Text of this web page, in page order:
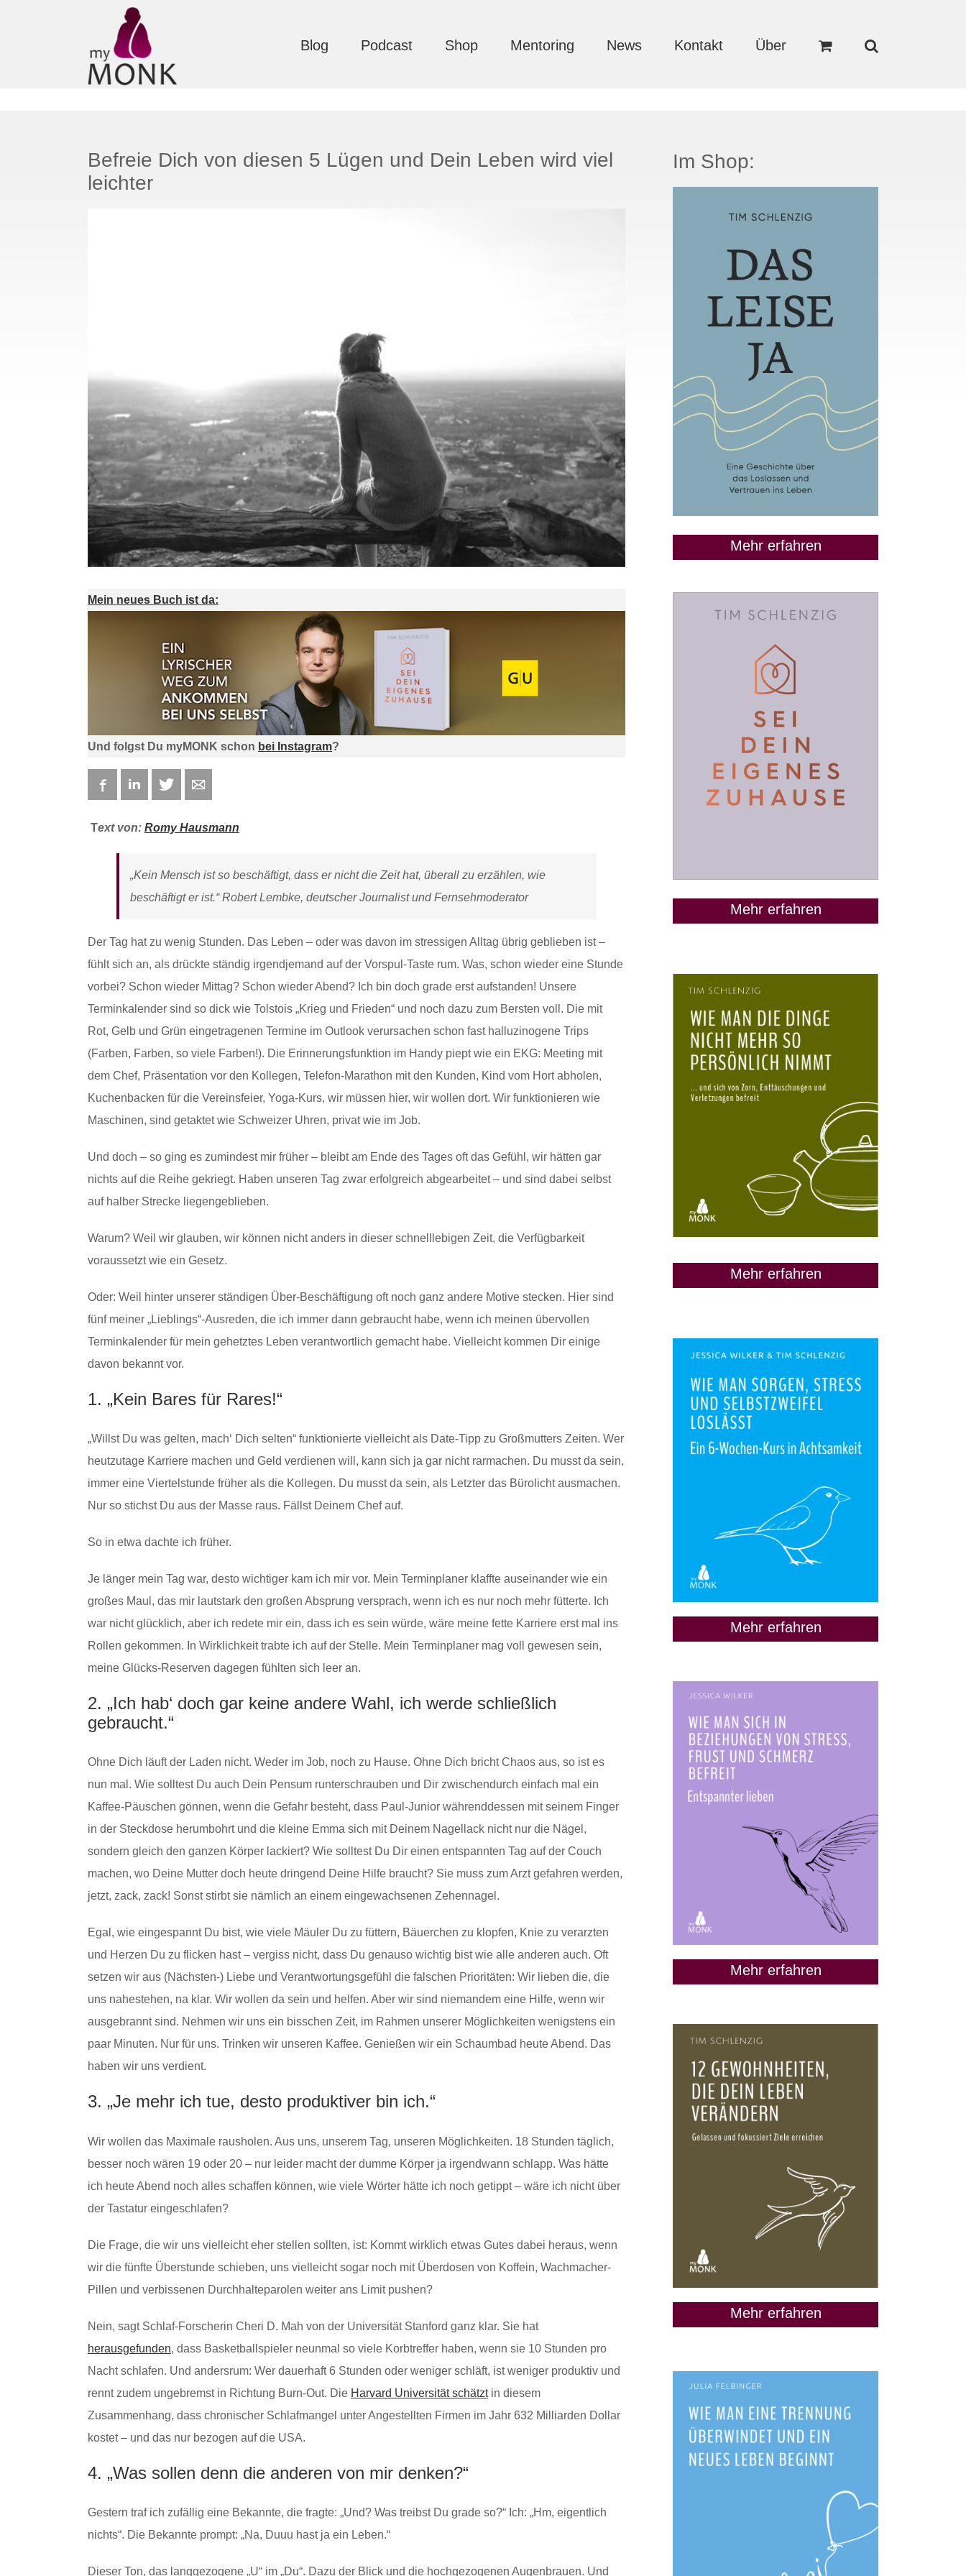
Blog Podcast Shop Mentoring News Kontakt Über
Befreie Dich von diesen 5 Lügen und Dein Leben wird viel
leichter
Mein neues Buch ist da:
Und folgst Du myMONK schon bei Instagram?
FacebookLinkedIn Twitter
Text von: Romy Hausmann
„Kein Mensch ist so beschäftigt, dass er nicht die Zeit hat, überall zu erzählen, wie
beschäftigt er ist.“ Robert Lembke, deutscher Journalist und Fernsehmoderator
Der Tag hat zu wenig Stunden. Das Leben – oder was davon im stressigen Alltag übrig geblieben ist –
fühlt sich an, als drückte ständig irgendjemand auf der Vorspul-Taste rum. Was, schon wieder eine Stunde
vorbei? Schon wieder Mittag? Schon wieder Abend? Ich bin doch grade erst aufstanden! Unsere
Terminkalender sind so dick wie Tolstois „Krieg und Frieden“ und noch dazu zum Bersten voll. Die mit
Rot, Gelb und Grün eingetragenen Termine im Outlook verursachen schon fast halluzinogene Trips
(Farben, Farben, so viele Farben!). Die Erinnerungsfunktion im Handy piept wie ein EKG: Meeting mit
dem Chef, Präsentation vor den Kollegen, Telefon-Marathon mit den Kunden, Kind vom Hort abholen,
Kuchenbacken für die Vereinsfeier, Yoga-Kurs, wir müssen hier, wir wollen dort. Wir funktionieren wie
Maschinen, sind getaktet wie Schweizer Uhren, privat wie im Job.
Und doch – so ging es zumindest mir früher – bleibt am Ende des Tages oft das Gefühl, wir hätten gar
nichts auf die Reihe gekriegt. Haben unseren Tag zwar erfolgreich abgearbeitet – und sind dabei selbst
auf halber Strecke liegengeblieben.
Warum? Weil wir glauben, wir können nicht anders in dieser schnelllebigen Zeit, die Verfügbarkeit
voraussetzt wie ein Gesetz.
Oder: Weil hinter unserer ständigen Über-Beschäftigung oft noch ganz andere Motive stecken. Hier sind
fünf meiner „Lieblings“-Ausreden, die ich immer dann gebraucht habe, wenn ich meinen übervollen
Terminkalender für mein gehetztes Leben verantwortlich gemacht habe. Vielleicht kommen Dir einige
davon bekannt vor.
1. „Kein Bares für Rares!“
„Willst Du was gelten, mach‘ Dich selten“ funktionierte vielleicht als Date-Tipp zu Großmutters Zeiten. Wer
heutzutage Karriere machen und Geld verdienen will, kann sich ja gar nicht rarmachen. Du musst da sein,
immer eine Viertelstunde früher als die Kollegen. Du musst da sein, als Letzter das Bürolicht ausmachen.
Nur so stichst Du aus der Masse raus. Fällst Deinem Chef auf.
So in etwa dachte ich früher.
Je länger mein Tag war, desto wichtiger kam ich mir vor. Mein Terminplaner klaffte auseinander wie ein
großes Maul, das mir lautstark den großen Absprung versprach, wenn ich es nur noch mehr fütterte. Ich
war nicht glücklich, aber ich redete mir ein, dass ich es sein würde, wäre meine fette Karriere erst mal ins
Rollen gekommen. In Wirklichkeit trabte ich auf der Stelle. Mein Terminplaner mag voll gewesen sein,
meine Glücks-Reserven dagegen fühlten sich leer an.
2. „Ich hab‘ doch gar keine andere Wahl, ich werde schließlich
gebraucht.“
Ohne Dich läuft der Laden nicht. Weder im Job, noch zu Hause. Ohne Dich bricht Chaos aus, so ist es
nun mal. Wie solltest Du auch Dein Pensum runterschrauben und Dir zwischendurch einfach mal ein
Kaffee-Päuschen gönnen, wenn die Gefahr besteht, dass Paul-Junior währenddessen mit seinem Finger
in der Steckdose herumbohrt und die kleine Emma sich mit Deinem Nagellack nicht nur die Nägel,
sondern gleich den ganzen Körper lackiert? Wie solltest Du Dir einen entspannten Tag auf der Couch
machen, wo Deine Mutter doch heute dringend Deine Hilfe braucht? Sie muss zum Arzt gefahren werden,
jetzt, zack, zack! Sonst stirbt sie nämlich an einem eingewachsenen Zehennagel.
Egal, wie eingespannt Du bist, wie viele Mäuler Du zu füttern, Bäuerchen zu klopfen, Knie zu verarzten
und Herzen Du zu flicken hast – vergiss nicht, dass Du genauso wichtig bist wie alle anderen auch. Oft
setzen wir aus (Nächsten-) Liebe und Verantwortungsgefühl die falschen Prioritäten: Wir lieben die, die
uns nahestehen, na klar. Wir wollen da sein und helfen. Aber wir sind niemandem eine Hilfe, wenn wir
ausgebrannt sind. Nehmen wir uns ein bisschen Zeit, im Rahmen unserer Möglichkeiten wenigstens ein
paar Minuten. Nur für uns. Trinken wir unseren Kaffee. Genießen wir ein Schaumbad heute Abend. Das
haben wir uns verdient.
3. „Je mehr ich tue, desto produktiver bin ich.“
Wir wollen das Maximale rausholen. Aus uns, unserem Tag, unseren Möglichkeiten. 18 Stunden täglich,
besser noch wären 19 oder 20 – nur leider macht der dumme Körper ja irgendwann schlapp. Was hätte
ich heute Abend noch alles schaffen können, wie viele Wörter hätte ich noch getippt – wäre ich nicht über
der Tastatur eingeschlafen?
Die Frage, die wir uns vielleicht eher stellen sollten, ist: Kommt wirklich etwas Gutes dabei heraus, wenn
wir die fünfte Überstunde schieben, uns vielleicht sogar noch mit Überdosen von Koffein, Wachmacher-
Pillen und verbissenen Durchhalteparolen weiter ans Limit pushen?
Nein, sagt Schlaf-Forscherin Cheri D. Mah von der Universität Stanford ganz klar. Sie hat
herausgefunden, dass Basketballspieler neunmal so viele Korbtreffer haben, wenn sie 10 Stunden pro
Nacht schlafen. Und andersrum: Wer dauerhaft 6 Stunden oder weniger schläft, ist weniger produktiv und
rennt zudem ungebremst in Richtung Burn-Out. Die Harvard Universität schätztin diesem
Zusammenhang, dass chronischer Schlafmangel unter Angestellten Firmen im Jahr 632 Milliarden Dollar
kostet – und das nur bezogen auf die USA.
4. „Was sollen denn die anderen von mir denken?“
Gestern traf ich zufällig eine Bekannte, die fragte: „Und? Was treibst Du grade so?“ Ich: „Hm, eigentlich
nichts“. Die Bekannte prompt: „Na, Duuu hast ja ein Leben.“
Dieser Ton, das langgezogene „U“ im „Du“. Dazu der Blick und die hochgezogenen Augenbrauen. Und
Im Shop:
Mehr erfahren
Mehr erfahren
Mehr erfahren
Mehr erfahren
Mehr erfahren
Mehr erfahren